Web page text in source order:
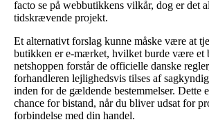
facto se på webbutikkens vilkår, dog er det
tidskrævende projekt.
Et alternativt forslag kunne måske være at
butikken er e-mærket, hvilket burde være et
netshoppen forstår de officielle danske
forhandleren lejlighedsvis tilses af
inden for de gældende bestemmelser. Dette
chance for bistand, når du bliver udsat for
forbindelse med din handel.